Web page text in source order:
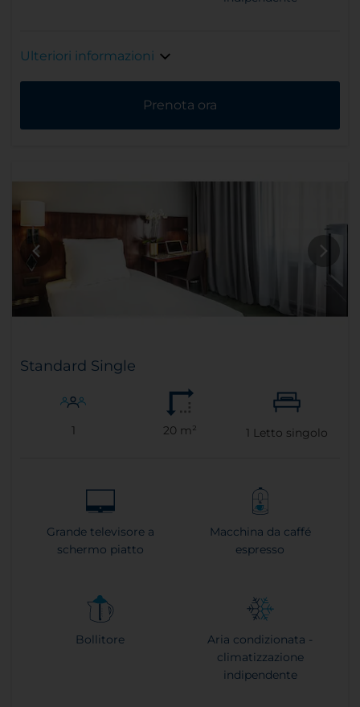
Ulteriori informazioni
Prenota ora
Standard Single
1 20 m² 1 Letto singolo
Grande televisore a
schermo piatto
Macchina da caffé
espresso
Bollitore
Aria condizionata -
climatizzazione
indipendente